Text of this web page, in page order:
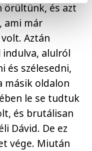
örültünk, és azt
ami már
Aztán
alulról
és szélesedni,
másik oldalon
le se tudtuk
és brutálisan
Dávid. De ez
vége. Miután